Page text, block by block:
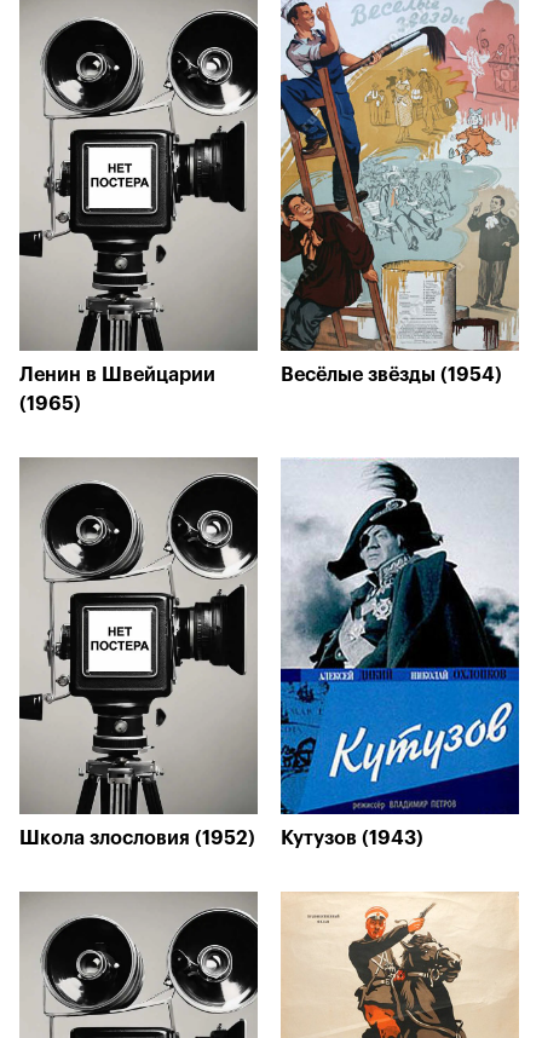
Ленин в Швейцарии
(1965)
Весёлые звёзды (1954)
Школа злословия (1952) Кутузов (1943)